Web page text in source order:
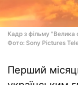
Кадр з фільму "Велика
Фото: Sony Pictures
Перший